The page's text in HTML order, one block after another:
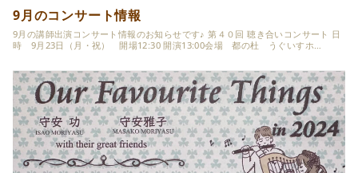
9月のコンサート情報
9月の講師出演コンサート情報のお知らせです♪ 第４０回 聴き合いコンサート 日
時 9月23日（月・祝） 開場12:30 開演13:00会場 都の杜 うぐいすホ…